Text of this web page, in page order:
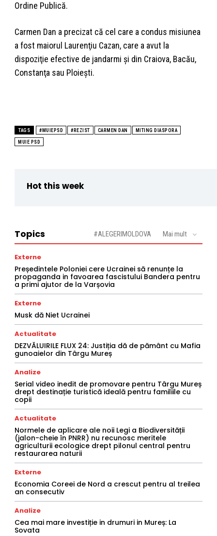
Ordine Publică.
Carmen Dan a precizat că cel care a condus misiunea
a fost maiorul Laurenţiu Cazan, care a avut la
dispoziţie efective de jandarmi şi din Craiova, Bacău,
Constanţa sau Ploieşti.
TAGS #MUIEPSD #REZIST CARMEN DAN MITING DIASPORA
MUIE PSD
Hot this week
Topics #ALEGERIMOLDOVA Mai mult
Externe
Președintele Poloniei cere Ucrainei să renunțe la
propaganda in favoarea fascistului Bandera pentru
a primi ajutor de la Varșovia
Externe
Musk dă Niet Ucrainei
Actualitate
DEZVĂLUIRILE FLUX 24: Justiția dă de pământ cu Mafia
gunoaielor din Târgu Mureș
Analize
Serial video inedit de promovare pentru Târgu Mureș
drept destinație turistică ideală pentru familiile cu
copii
Actualitate
Normele de aplicare ale noii Legi a Biodiversității
(jalon-cheie în PNRR) nu recunosc meritele
agriculturii ecologice drept pilonul central pentru
restaurarea naturii
Externe
Economia Coreei de Nord a crescut pentru al treilea
an consecutiv
Analize
Cea mai mare investiție in drumuri in Mureș: La
Sovata